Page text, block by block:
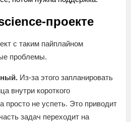
проекте
с таким пайплайном
проблемы.
Из-за этого запланировать
внутри короткого
просто не успеть. Это приводит
задач переходит на